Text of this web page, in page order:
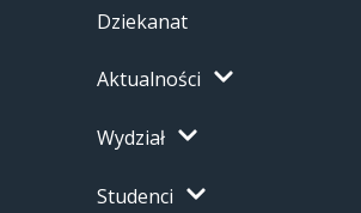
Dziekanat
Aktualności
Wydział
Studenci